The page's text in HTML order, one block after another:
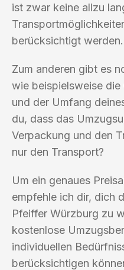
ist zwar keine allzu
berücksichtigt werden.
Zum anderen gibt es
wie beispielsweise
und der Umfang
du, dass das
Verpackung und den
nur den Transport?
Um ein genaues
empfehle ich dir, dich
Pfeiffer Würzburg zu
kostenlose
individuellen
berücksichtigen